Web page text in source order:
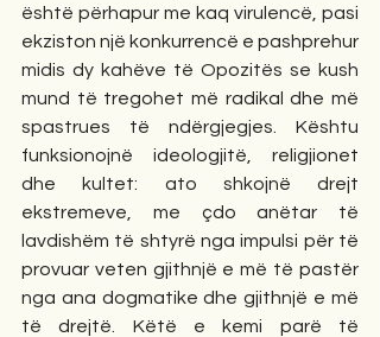
është përhapur me kaq virulencë, pasi
ekziston një konkurrencë e pashprehur
midis dy kahëve të Opozitës se kush
mund të tregohet më radikal dhe më
spastrues të ndërgjegjes. Kështu
funksionojnë ideologjitë, religjionet
dhe kultet: ato shkojnë drejt
ekstremeve, me çdo anëtar të
lavdishëm të shtyrë nga impulsi për të
provuar veten gjithnjë e më të pastër
nga ana dogmatike dhe gjithnjë e më
të drejtë. Këtë e kemi parë të